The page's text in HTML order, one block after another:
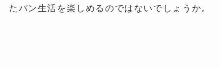
たパン生活を楽しめるのではないでしょうか。